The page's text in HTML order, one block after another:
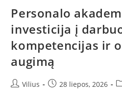
Kubilais
Ir
Galimybės
Verslui
Personalo
investicija į
kompetencijas ir
augimą
PostVilius
Post28 liepos, 2026